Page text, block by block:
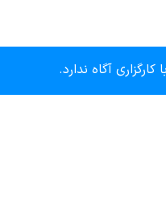
آگاه ندارد.